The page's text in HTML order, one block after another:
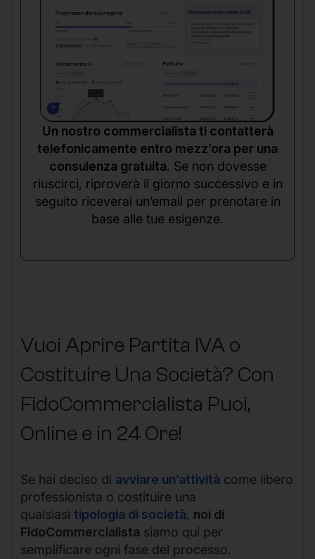
Un nostro commercialista ti contatterà
telefonicamente entro mezz’ora per una
consulenza gratuita. Se non dovesse
riuscirci, riproverà il giorno successivo e in
seguito riceverai un’email per prenotare in
base alle tue esigenze.
Vuoi Aprire Partita IVA o
Costituire Una Società? Con
FidoCommercialista Puoi,
Online e in 24 Ore!
Se hai deciso di avviare un’attività come libero
professionista o costituire una
qualsiasi tipologia di società, noi di
FidoCommercialista siamo qui per
semplificare ogni fase del processo.